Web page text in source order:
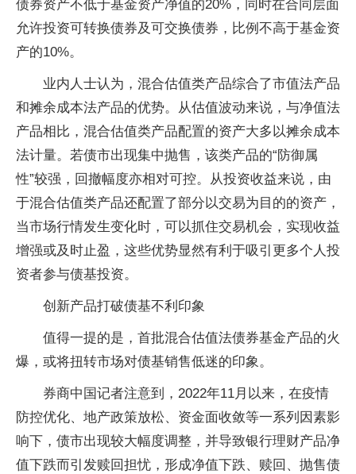
债券资产不低于基金资产净值的20%，同时在合同层面
允许投资可转换债券及可交换债券，比例不高于基金资
产的10%。
业内人士认为，混合估值类产品综合了市值法产品
和摊余成本法产品的优势。从估值波动来说，与净值法
产品相比，混合估值类产品配置的资产大多以摊余成本
法计量。若债市出现集中抛售，该类产品的“防御属
性”较强，回撤幅度亦相对可控。从投资收益来说，由
于混合估值类产品还配置了部分以交易为目的的资产，
当市场行情发生变化时，可以抓住交易机会，实现收益
增强或及时止盈，这些优势显然有利于吸引更多个人投
资者参与债基投资。
创新产品打破债基不利印象
值得一提的是，首批混合估值法债券基金产品的火
爆，或将扭转市场对债基销售低迷的印象。
券商中国记者注意到，2022年11月以来，在疫情
防控优化、地产政策放松、资金面收敛等一系列因素影
响下，债市出现较大幅度调整，并导致银行理财产品净
值下跌而引发赎回担忧，形成净值下跌、赎回、抛售债